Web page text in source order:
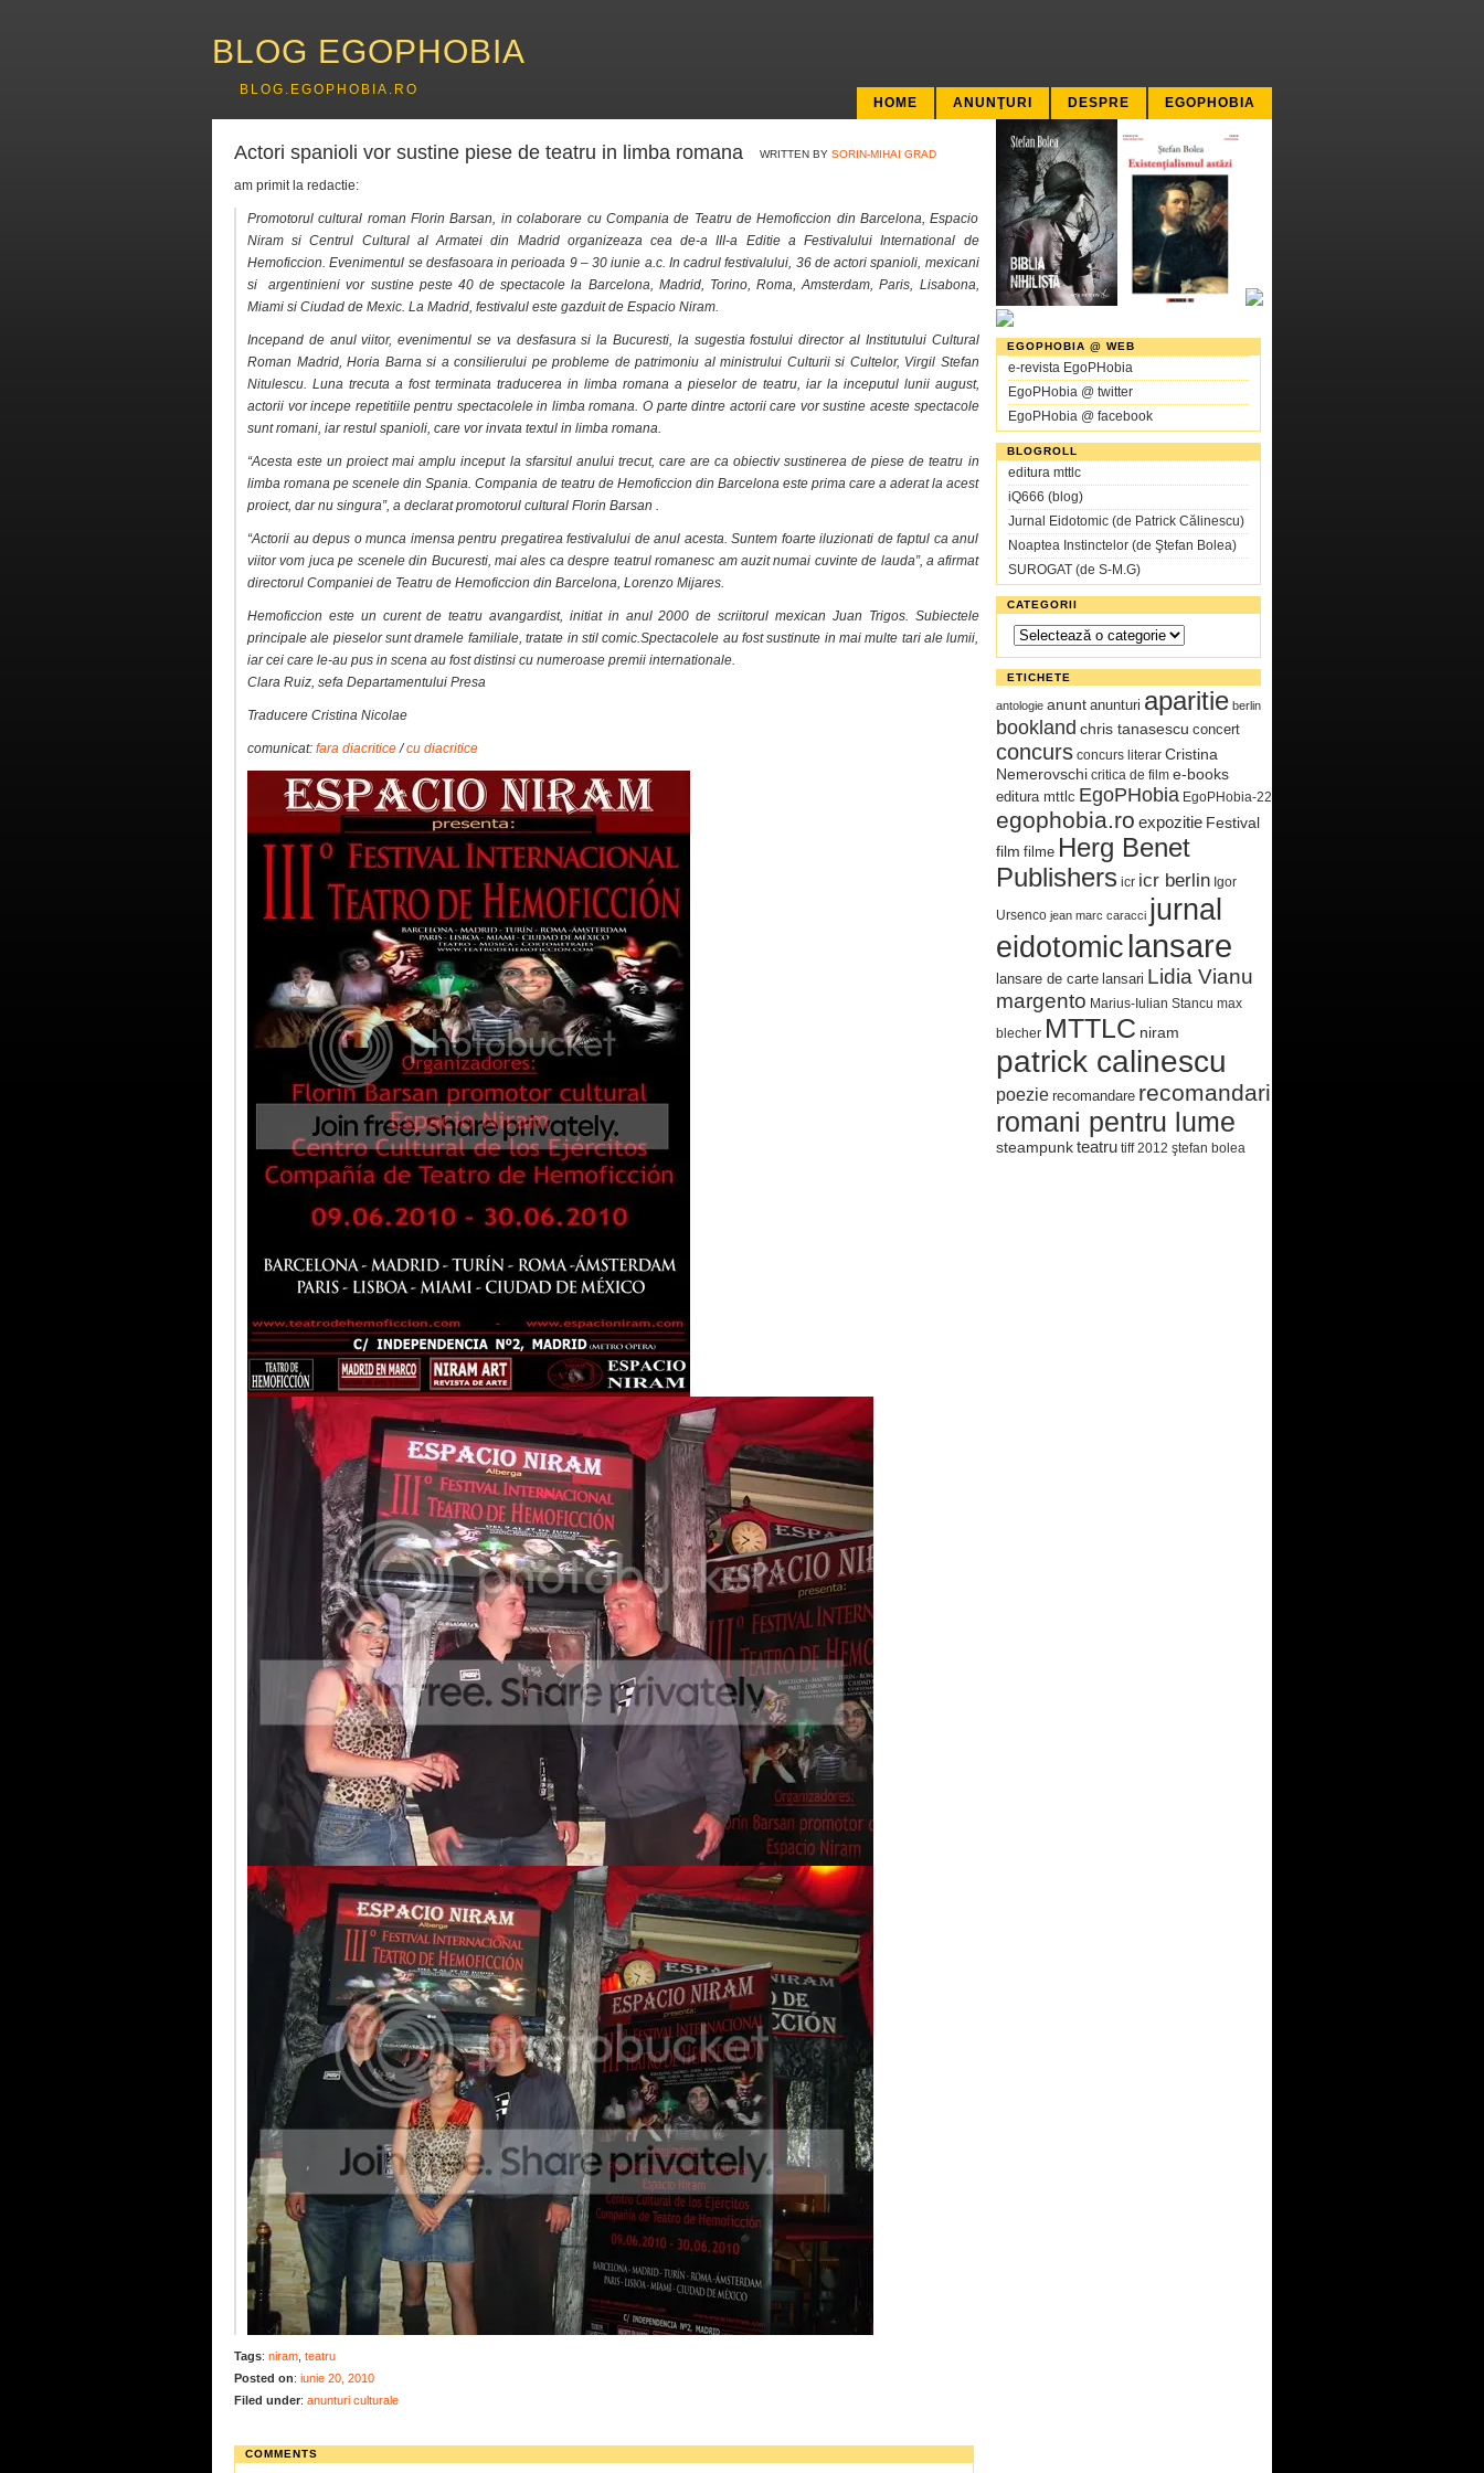
BLOG EGOPHOBIA
BLOG.EGOPHOBIA.RO
HOME
ANUNŢURI DESPRE EGOPHOBIA
Actori spanioli vor sustine piese de teatru in limba romana WRITTEN BY SORIN-MIHAI GRAD
am primit la redactie:
Promotorul cultural roman Florin Barsan, in colaborare cu Compania de Teatru de Hemoficcion din Barcelona, Espacio
Niram si Centrul Cultural al Armatei din Madrid organizeaza cea de-a III-a Editie a Festivalului International de
Hemoficcion. Evenimentul se desfasoara in perioada 9 – 30 iunie a.c. In cadrul festivalului, 36 de actori spanioli, mexicani
si argentinieni vor sustine peste 40 de spectacole la Barcelona, Madrid, Torino, Roma, Amsterdam, Paris, Lisabona,
Miami si Ciudad de Mexic. La Madrid, festivalul este gazduit de Espacio Niram.
Incepand de anul viitor, evenimentul se va desfasura si la Bucuresti, la sugestia fostului director al Institutului Cultural
Roman Madrid, Horia Barna si a consilierului pe probleme de patrimoniu al ministrului Culturii si Cultelor, Virgil Stefan
Nitulescu. Luna trecuta a fost terminata traducerea in limba romana a pieselor de teatru, iar la inceputul lunii august,
actorii vor incepe repetitiile pentru spectacolele in limba romana. O parte dintre actorii care vor sustine aceste spectacole
sunt romani, iar restul spanioli, care vor invata textul in limba romana.
“Acesta este un proiect mai amplu inceput la sfarsitul anului trecut, care are ca obiectiv sustinerea de piese de teatru in
limba romana pe scenele din Spania. Compania de teatru de Hemoficcion din Barcelona este prima care a aderat la acest
proiect, dar nu singura”, a declarat promotorul cultural Florin Barsan .
“Actorii au depus o munca imensa pentru pregatirea festivalului de anul acesta. Suntem foarte iluzionati de faptul ca anul
viitor vom juca pe scenele din Bucuresti, mai ales ca despre teatrul romanesc am auzit numai cuvinte de lauda”, a afirmat
directorul Companiei de Teatru de Hemoficcion din Barcelona, Lorenzo Mijares.
Hemoficcion este un curent de teatru avangardist, initiat in anul 2000 de scriitorul mexican Juan Trigos. Subiectele
principale ale pieselor sunt dramele familiale, tratate in stil comic.Spectacolele au fost sustinute in mai multe tari ale lumii,
iar cei care le-au pus in scena au fost distinsi cu numeroase premii internationale.
Clara Ruiz, sefa Departamentului Presa
Traducere Cristina Nicolae
comunicat: fara diacritice/cu diacritice
Tags: niram teatru
Posted on: iunie 20, 2010
Filed under: anunturi culturale
COMMENTS
EGOPHOBIA @ WEB
e-revista EgoPHobia
EgoPHobia @ twitter
EgoPHobia @ facebook
BLOGROLL
editura mttlc
iQ666 (blog)
Jurnal Eidotomic (de Patrick Călinescu)
Noaptea Instinctelor (de Ştefan Bolea)
SUROGAT (de S-M.G)
CATEGORII
Categorii
ETICHETE
antologie anunt anunturi aparitie berlin
bookland chris tanasescu concert
concurs concurs literar Cristina
Nemerovschi critica de film e-books
editura mttlc EgoPHobia EgoPHobia-22
egophobia.ro expozitie Festival
film filme Herg Benet
Publishers icr icr berlin Igor
Ursenco jean marc caracci jurnal
eidotomic lansare
lansare de carte lansari Lidia Vianu
margento Marius-Iulian Stancu max
blecher MTTLC niram
patrick calinescu
poezie recomandare recomandari
romani pentru lume
steampunkteatru tiff 2012 ştefan bolea